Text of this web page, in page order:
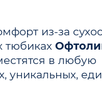
из-за
тюбиках
в любую
уникальных,